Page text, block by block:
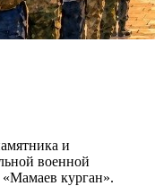
и
военной
курган».